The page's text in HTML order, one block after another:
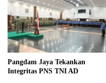
Pangdam Jaya Tekankan
Integritas PNS TNI AD